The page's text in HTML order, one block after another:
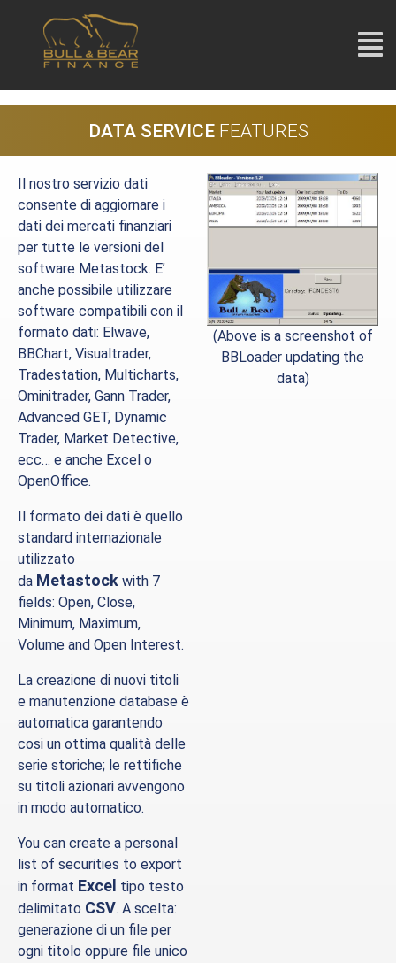
DATA SERVICEFEATURES
Il nostro servizio dati
consente di aggiornare i
dati dei mercati finanziari
per tutte le versioni del
software Metastock. E’
anche possibile utilizzare
software compatibili con il
formato dati: Elwave,
BBChart, Visualtrader,
Tradestation, Multicharts,
Ominitrader, Gann Trader,
Advanced GET, Dynamic
Trader, Market Detective,
ecc… e anche Excel o
OpenOffice.
Il formato dei dati è quello
standard internazionale
utilizzato
da Metastock with 7
fields: Open, Close,
Minimum, Maximum,
Volume and Open Interest.
La creazione di nuovi titoli
e manutenzione database è
automatica garantendo
cosi un ottima qualità delle
serie storiche; le rettifiche
su titoli azionari avvengono
in modo automatico.
You can create a personal
list of securities to export
in format Excel tipo testo
delimitato CSV. A scelta:
generazione di un file per
ogni titolo oppure file unico
(Above is a screenshot of
BBLoader updating the
data)